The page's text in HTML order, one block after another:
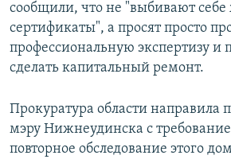
сообщили, что не "выбивают
сертификаты", а просят просто
профессиональную экспертизу и
сделать капитальный ремонт.
Прокуратура области направила
мэру Нижнеудинска с
повторное обследование этого